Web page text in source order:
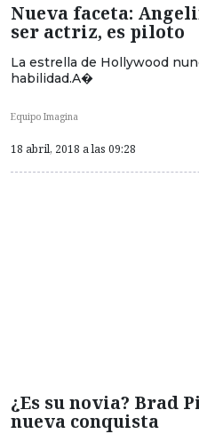
Nueva faceta:
ser actriz, es piloto
La estrella de Hollywood
habilidad.A�
Equipo Imagina
18 abril, 2018 a las 09:28
¿Es su novia? Brad
nueva conquista